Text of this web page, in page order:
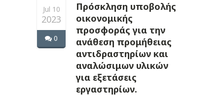
Jul 10
2023
0
Πρόσκληση υποβολής
οικονομικής
προσφοράς για την
ανάθεση προμήθειας
αντιδραστηρίων και
αναλώσιμων υλικών
για εξετάσεις
εργαστηρίων.